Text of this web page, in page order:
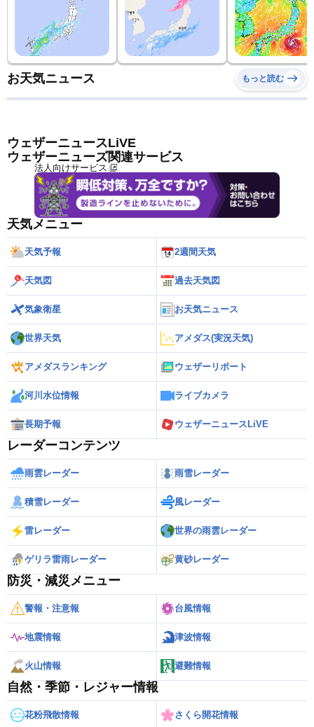
お天気ニュース もっと読む
ウェザーニュースLiVE
ウェザーニューズ関連サービス
法人向けサービス
天気メニュー
天気予報 2週間天気
天気図 過去天気図
気象衛星 お天気ニュース
世界天気 アメダス(実況天気)
アメダスランキング ウェザーリポート
河川水位情報 ライブカメラ
長期予報 ウェザーニュースLiVE
レーダーコンテンツ
雨雲レーダー 雨雪レーダー
積雪レーダー 風レーダー
雷レーダー 世界の雨雲レーダー
ゲリラ雷雨レーダー 黄砂レーダー
防災・減災メニュー
警報・注意報 台風情報
地震情報 津波情報
火山情報 避難情報
自然・季節・レジャー情報
花粉飛散情報 さくら開花情報